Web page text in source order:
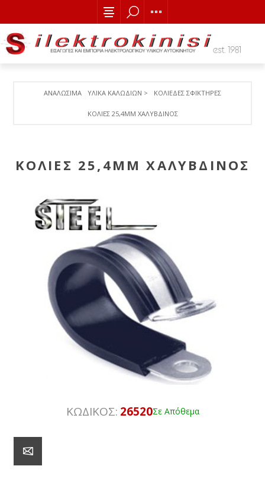
ΑΝΑΛΩΣΙΜΑ ΥΛΙΚΑ ΚΑΛΩΔΙΩΝ > ΚΟΛΙΕΔΕΣ ΣΦΙΚΤΗΡΕΣ
ΚΟΛΙΕΣ 25,4MM ΧΑΛΥΒΔΙΝΟΣ
ΚΟΛΙΕΣ 25,4MM ΧΑΛΥΒΔΙΝΟΣ
ΚΩΔΙΚΟΣ: 26520Σε Απόθεμα